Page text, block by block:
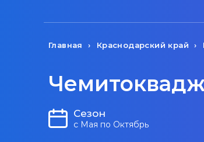
Главная Краснодарский край
Сезон
с Мая по Октябрь